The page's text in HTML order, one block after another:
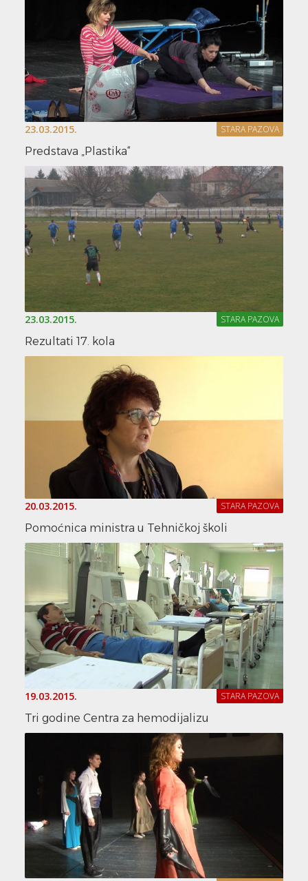
23.03.2015. STARA PAZOVA
Predstava „Plastika“
23.03.2015. STARA PAZOVA
Rezultati 17. kola
20.03.2015. STARA PAZOVA
Pomoćnica ministra u Tehničkoj školi
19.03.2015. STARA PAZOVA
Tri godine Centra za hemodijalizu